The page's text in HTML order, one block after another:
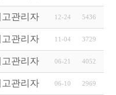
발기금 융자 시행 안내
고관리자 12-24 5436
원 사업」 변경 사항 안내
고관리자 11-04 3729
발기금 융자 시행 안내
고관리자 06-21 4052
요원 선발 안내
고관리자 06-10 2969